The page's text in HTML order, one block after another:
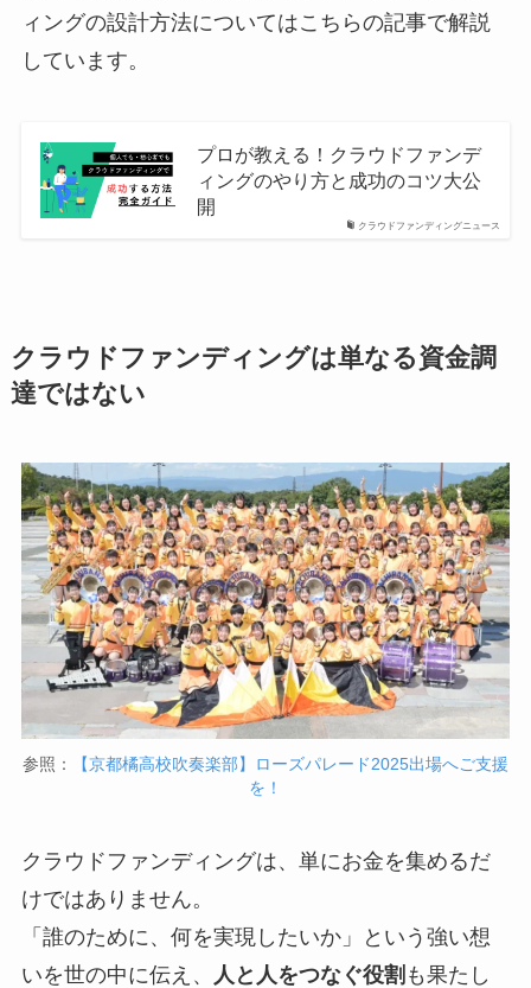
ィングの設計方法についてはこちらの記事で解説
しています。
クラウドファンディングニュース
プロが教える！クラウドファンデ
ィングのやり方と成功のコツ大公
開
クラウドファンディングは単なる資金調
達ではない
参照：
【京都橘高校吹奏楽部】ローズパレード2025出場へご支援
を！
クラウドファンディングは、単にお金を集めるだ
けではありません。
「誰のために、何を実現したいか」という強い想
いを世の中に伝え、
人と人をつなぐ役割 も果たし